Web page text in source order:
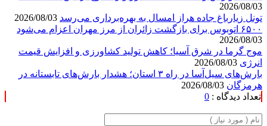
2026/08/03
تونل زیارباغ جاده هراز امسال به بهره‌برداری می‌رسد
۶۵۰۰ اتوبوس برای بازگشت زائران از مرز مهران اعزام می‌شود
2026/08/03
موج گرما در شرق آسیا؛ کاهش تولید کشاورزی و افزایش قیمت
انرژی
بارش‌های سیل‌آسا در راه ۳ استان؛ هشدار بارش‌های تابستانه در
هرمزگان
تعداد دیدگاه : 0